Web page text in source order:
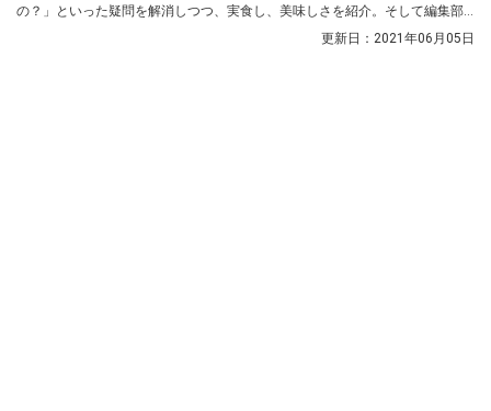
の？」といった疑問を解消しつつ、実食し、美味しさを紹介。そして編集部
が厳選した業務スーパーのクッキーのおすすめもお伝えします。
更新日： 2021年06月05日